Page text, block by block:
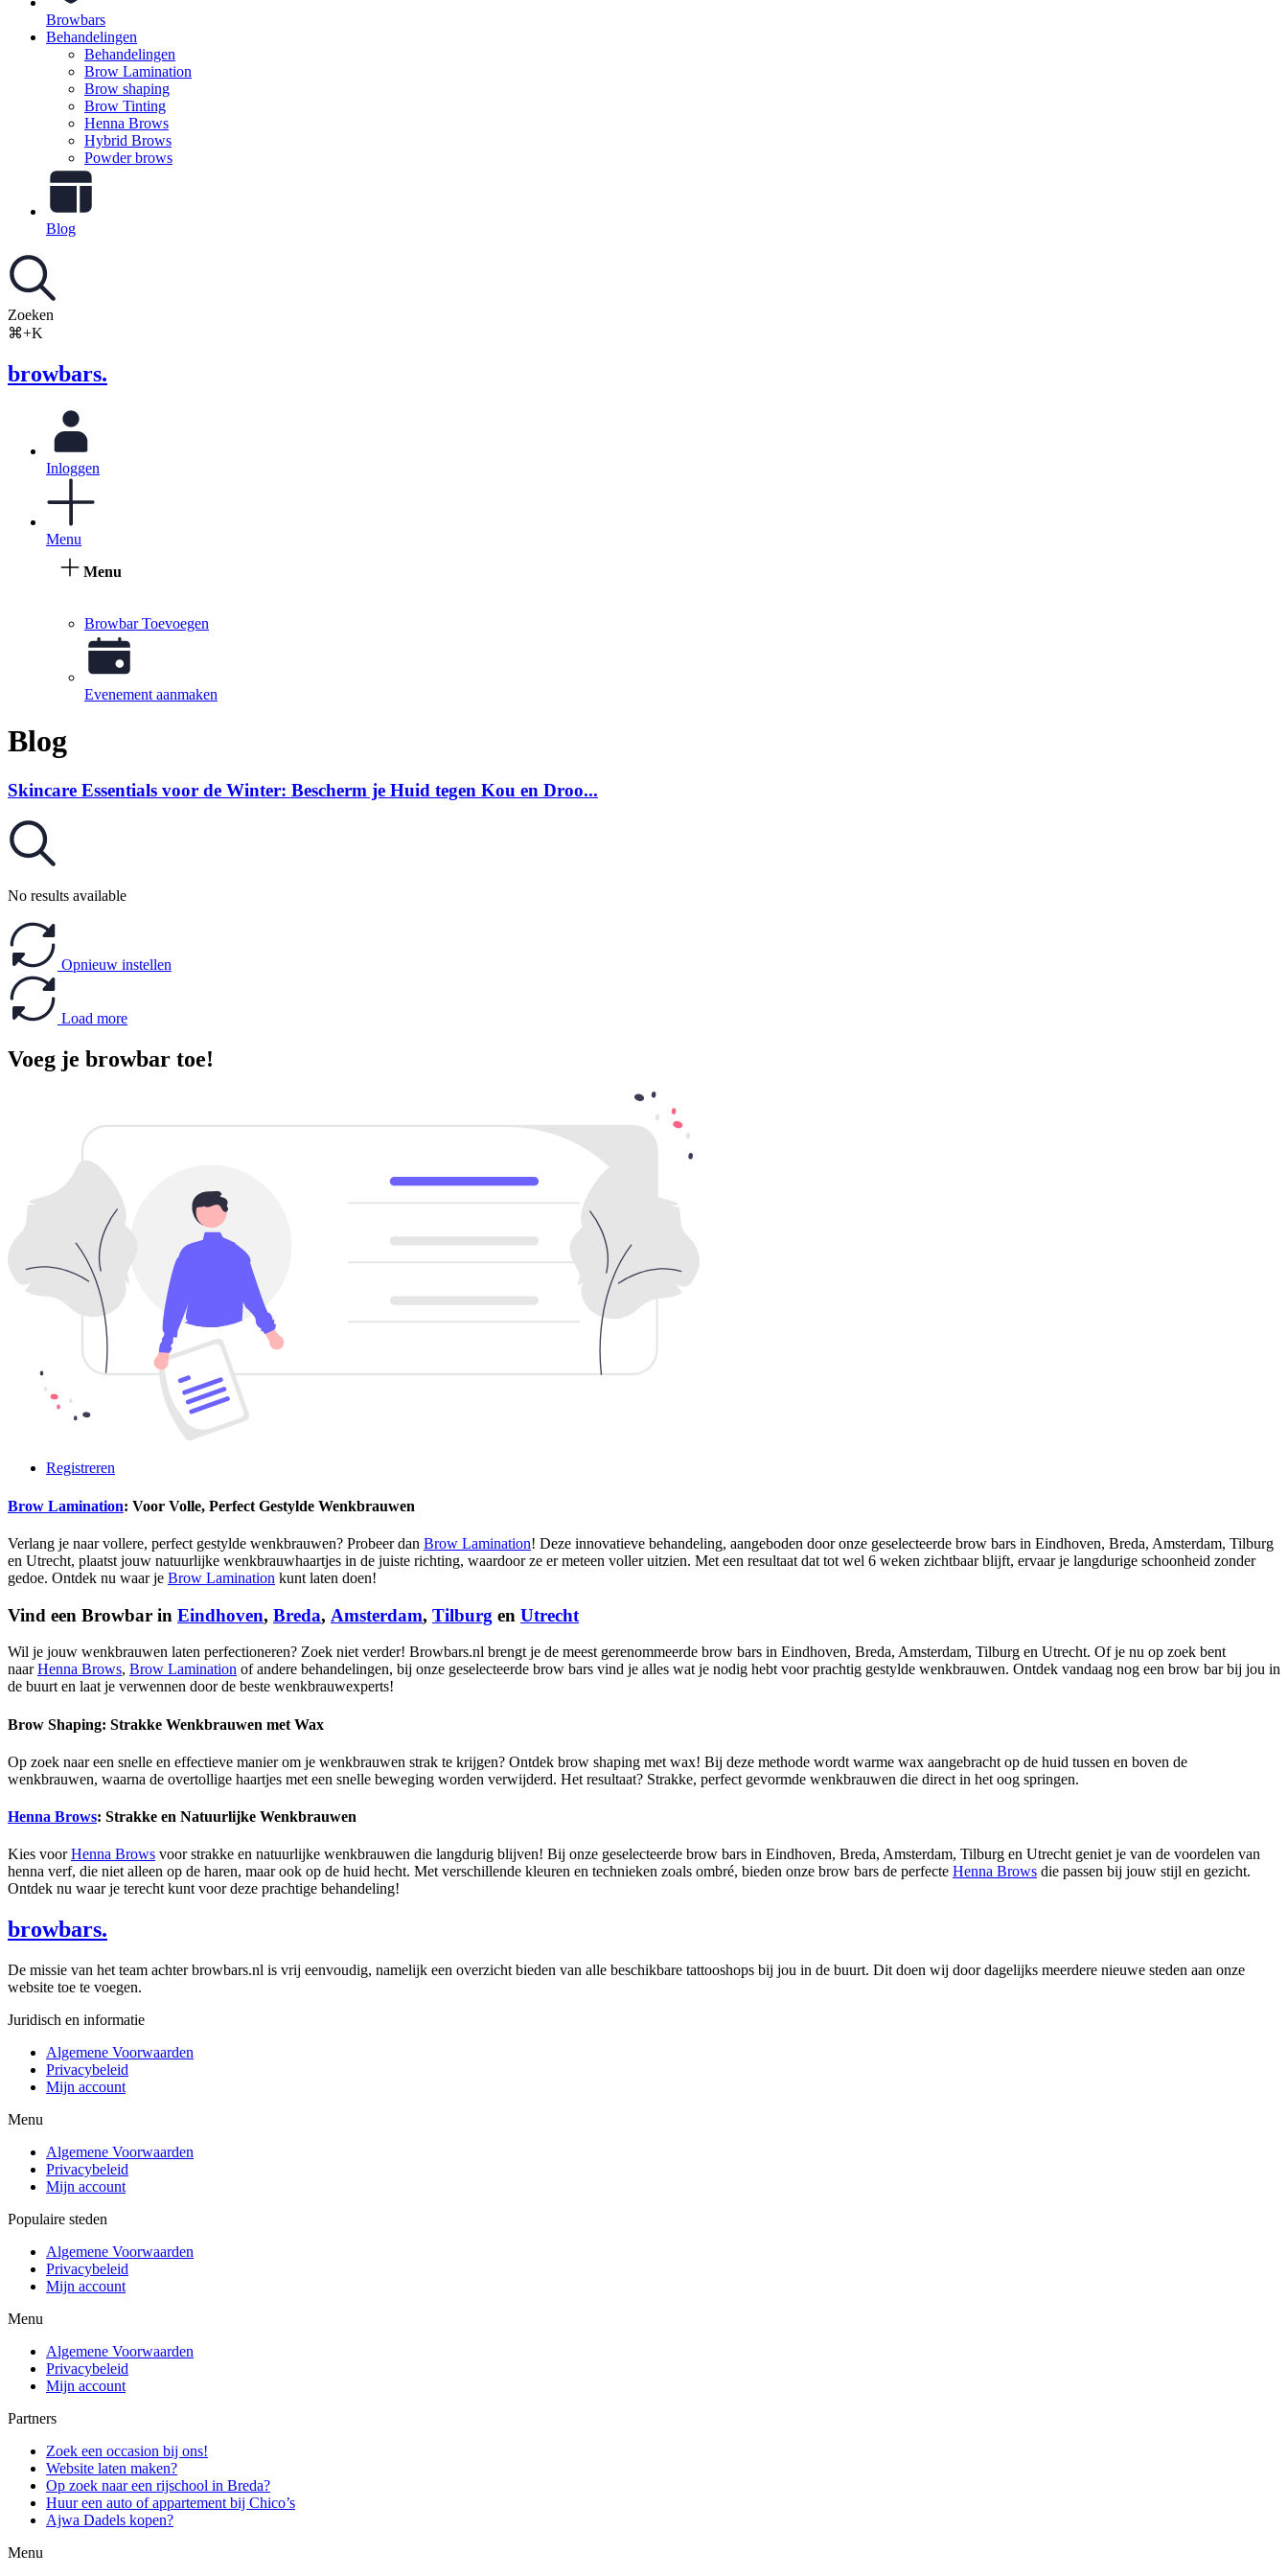
Browbars
Behandelingen
Behandelingen
Brow Lamination
Brow shaping
Brow Tinting
Henna Brows
Hybrid Brows
Powder brows
Blog
Zoeken
⌘+K
browbars.
Inloggen
Menu
Menu
Browbar Toevoegen
Evenement aanmaken
Blog
Skincare Essentials voor de Winter: Bescherm je Huid tegen Kou en Droo...
No results available
Opnieuw instellen
Load more
Voeg je browbar toe!
Registreren
Brow Lamination: Voor Volle, Perfect Gestylde Wenkbrauwen
Verlang je naar vollere, perfect gestylde wenkbrauwen? Probeer dan Brow Lamination! Deze innovatieve behandeling, aangeboden door onze geselecteerde brow bars in Eindhoven, Breda, Amsterdam, Tilburg
en Utrecht, plaatst jouw natuurlijke wenkbrauwhaartjes in de juiste richting, waardoor ze er meteen voller uitzien. Met een resultaat dat tot wel 6 weken zichtbaar blijft, ervaar je langdurige schoonheid zonder
gedoe. Ontdek nu waar je Brow Lamination kunt laten doen!
Vind een Browbar in Eindhoven, Breda, Amsterdam, Tilburg en Utrecht
Wil je jouw wenkbrauwen laten perfectioneren? Zoek niet verder! Browbars.nl brengt je de meest gerenommeerde brow bars in Eindhoven, Breda, Amsterdam, Tilburg en Utrecht. Of je nu op zoek bent
naarHenna Brows, Brow Lamination of andere behandelingen, bij onze geselecteerde brow bars vind je alles wat je nodig hebt voor prachtig gestylde wenkbrauwen. Ontdek vandaag nog een brow bar bij jou in
de buurt en laat je verwennen door de beste wenkbrauwexperts!
Brow Shaping: Strakke Wenkbrauwen met Wax
Op zoek naar een snelle en effectieve manier om je wenkbrauwen strak te krijgen? Ontdek brow shaping met wax! Bij deze methode wordt warme wax aangebracht op de huid tussen en boven de
wenkbrauwen, waarna de overtollige haartjes met een snelle beweging worden verwijderd. Het resultaat? Strakke, perfect gevormde wenkbrauwen die direct in het oog springen.
Henna Brows: Strakke en Natuurlijke Wenkbrauwen
Kies voorHenna Brows voor strakke en natuurlijke wenkbrauwen die langdurig blijven! Bij onze geselecteerde brow bars in Eindhoven, Breda, Amsterdam, Tilburg en Utrecht geniet je van de voordelen van
henna verf, die niet alleen op de haren, maar ook op de huid hecht. Met verschillende kleuren en technieken zoals ombré, bieden onze brow bars de perfecte Henna Brows die passen bij jouw stijl en gezicht.
Ontdek nu waar je terecht kunt voor deze prachtige behandeling!
browbars.
De missie van het team achter browbars.nl is vrij eenvoudig, namelijk een overzicht bieden van alle beschikbare tattooshops bij jou in de buurt. Dit doen wij door dagelijks meerdere nieuwe steden aan onze
website toe te voegen.
Juridisch en informatie
Algemene Voorwaarden
Privacybeleid
Mijn account
Menu
Algemene Voorwaarden
Privacybeleid
Mijn account
Populaire steden
Algemene Voorwaarden
Privacybeleid
Mijn account
Menu
Algemene Voorwaarden
Privacybeleid
Mijn account
Partners
Zoek een occasion bij ons!
Website laten maken?
Op zoek naar een rijschool in Breda?
Huur een auto of appartement bij Chico’s
Ajwa Dadels kopen?
Menu